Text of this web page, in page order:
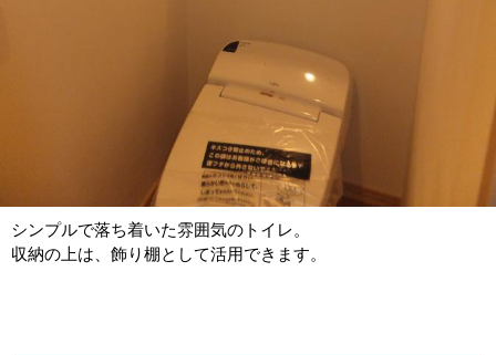
シンプルで落ち着いた雰囲気のトイレ。
収納の上は、飾り棚として活用できます。